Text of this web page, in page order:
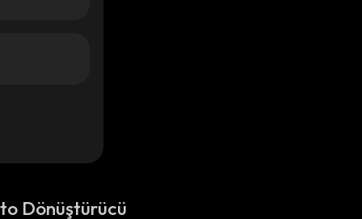
Dönüştürücü